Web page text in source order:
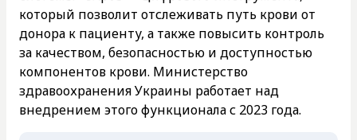
который позволит отслеживать путь крови от
донора к пациенту, а также повысить контроль
за качеством, безопасностью и доступностью
компонентов крови. Министерство
здравоохранения Украины работает над
внедрением этого функционала с 2023 года.